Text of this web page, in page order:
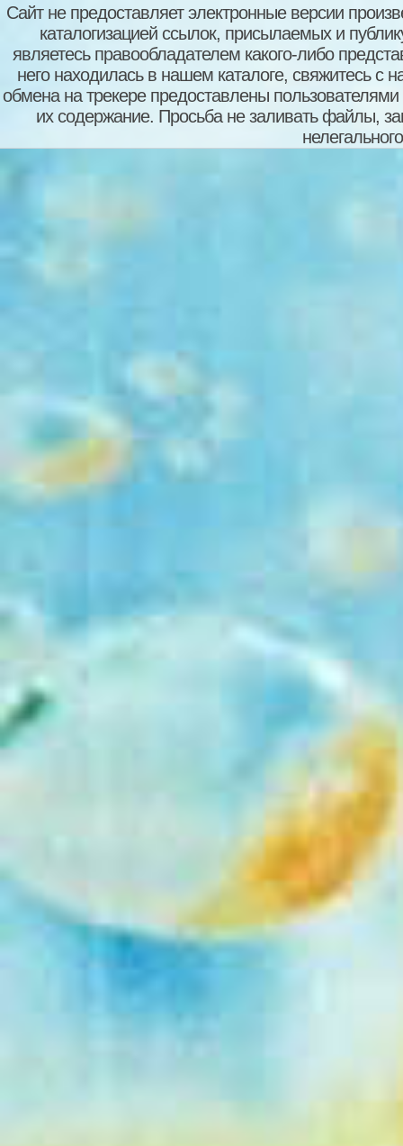
Сайт не предоставляет электронные версии
каталогизацией ссылок, присылаемых и
являетесь правообладателем какого-либо
него находилась в нашем каталоге, свяжитесь
обмена на трекере предоставлены пользователями
их содержание. Просьба не заливать файлы,